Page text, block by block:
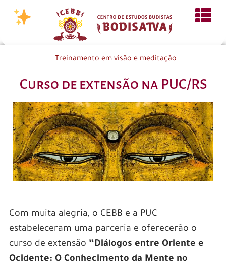
Treinamento em visão e meditação
Curso de extensão na PUC/RS
Com muita alegria, o CEBB e a PUC
estabeleceram uma parceria e oferecerão o
curso de extensão “Diálogos entre Oriente e
Ocidente: O Conhecimento da Mente no